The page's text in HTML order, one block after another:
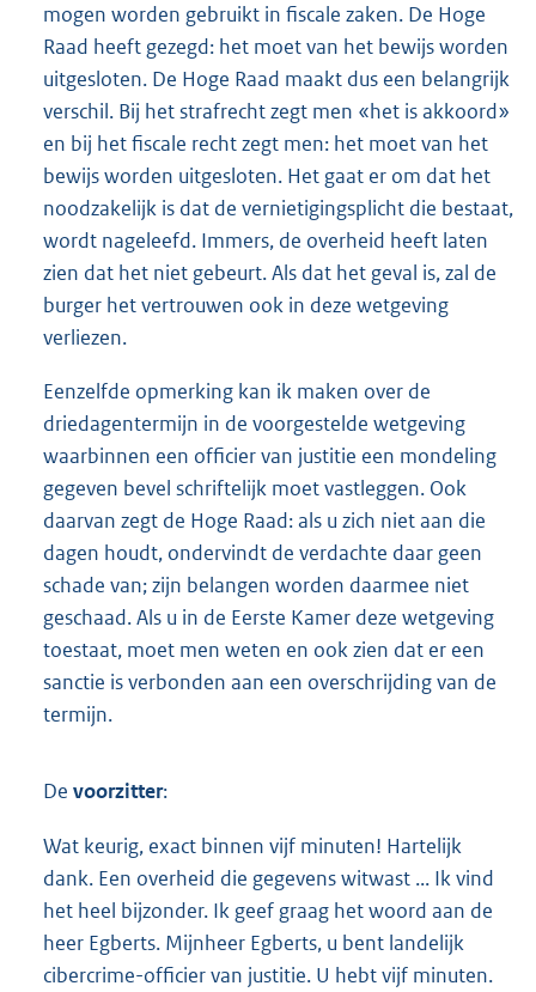
mogen worden gebruikt in fiscale zaken. De Hoge
Raad heeft gezegd: het moet van het bewijs worden
uitgesloten. De Hoge Raad maakt dus een belangrijk
verschil. Bij het strafrecht zegt men «het is akkoord»
en bij het fiscale recht zegt men: het moet van het
bewijs worden uitgesloten. Het gaat er om dat het
noodzakelijk is dat de vernietigingsplicht die bestaat,
wordt nageleefd. Immers, de overheid heeft laten
zien dat het niet gebeurt. Als dat het geval is, zal de
burger het vertrouwen ook in deze wetgeving
verliezen.
Eenzelfde opmerking kan ik maken over de
driedagentermijn in de voorgestelde wetgeving
waarbinnen een officier van justitie een mondeling
gegeven bevel schriftelijk moet vastleggen. Ook
daarvan zegt de Hoge Raad: als u zich niet aan die
dagen houdt, ondervindt de verdachte daar geen
schade van; zijn belangen worden daarmee niet
geschaad. Als u in de Eerste Kamer deze wetgeving
toestaat, moet men weten en ook zien dat er een
sanctie is verbonden aan een overschrijding van de
termijn.
De voorzitter:
Wat keurig, exact binnen vijf minuten! Hartelijk
dank. Een overheid die gegevens witwast ... Ik vind
het heel bijzonder. Ik geef graag het woord aan de
heer Egberts. Mijnheer Egberts, u bent landelijk
cibercrime-officier van justitie. U hebt vijf minuten.